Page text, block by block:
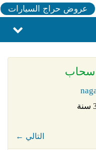
عروض حراج السيارات
سحاب
← التالي